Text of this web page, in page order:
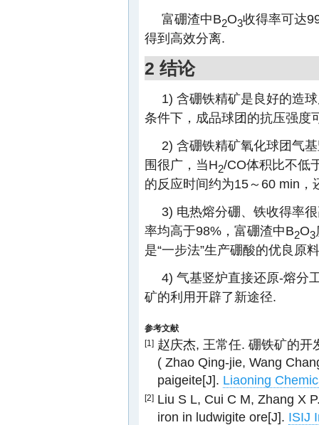
富硼渣中B2O3收得率可达
得到高效分离.
2 结论
1) 含硼铁精矿是良好的造
条件下，成品球团的抗压强度
2) 含硼铁精矿氧化球团气
围很广，当H2/CO体积比不低
的反应时间约为15～60 min，
3) 电热熔分硼、铁收得率
率均高于98%，富硼渣中B2O3
是“一步法”生产硼酸的优良原
4) 气基竖炉直接还原-熔分
矿的利用开辟了新途径.
参考文献
[1] 赵庆杰, 王常任. 硼铁矿的
( Zhao Qing-jie, Wang
paigeite[J]. Liaoning
[2] Liu S L, Cui C M, Zhang X
iron in ludwigite ore[J]. ISIJ